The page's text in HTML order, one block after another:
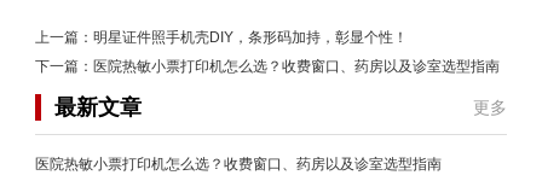
上一篇： 明星证件照手机壳DIY，条形码加持，彰显个性！
下一篇： 医院热敏小票打印机怎么选？收费窗口、药房以及诊室选型指南
最新文章 更多
医院热敏小票打印机怎么选？收费窗口、药房以及诊室选型指南